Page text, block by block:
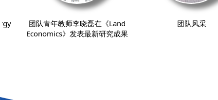
团队青年教师李晓磊在《Land
Economics》发表最新研究成果
团队风采